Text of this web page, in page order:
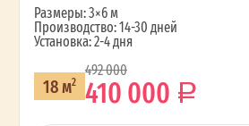
Размеры: 3×6 м
Производство: 14-30 дней
Установка: 2-4 дня
18 м2
492 000
410 000